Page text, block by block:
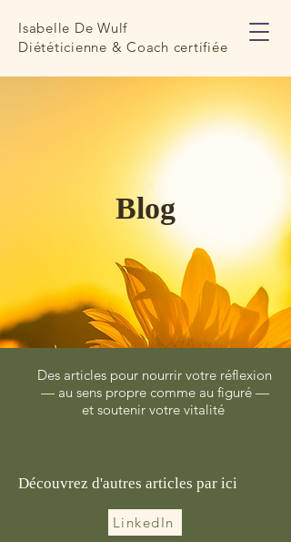
Isabelle De Wulf
Diététicienne & Coach certifiée
Blog
Des articles pour nourrir votre réflexion
— au sens propre comme au figuré —
et soutenir votre vitalité
Découvrez d'autres articles par ici
LinkedIn